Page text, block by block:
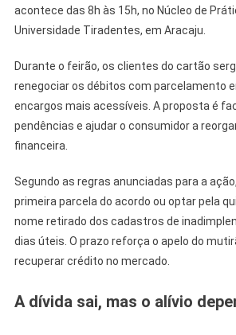
acontece das 8h às 15h, no Núcleo de
Universidade Tiradentes, em Aracaju.
Durante o feirão, os clientes do cartão
renegociar os débitos com parcelamento
encargos mais acessíveis. A proposta é
pendências e ajudar o consumidor a
financeira.
Segundo as regras anunciadas para a
primeira parcela do acordo ou optar pela
nome retirado dos cadastros de
dias úteis. O prazo reforça o apelo do
recuperar crédito no mercado.
A dívida sai, mas o alívio